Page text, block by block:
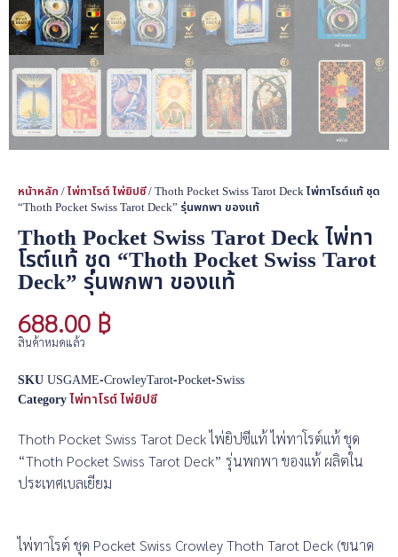
หน้าหลัก /ไพ่ทาโรต์ ไพ่ยิปซี/ Thoth Pocket Swiss Tarot Deck ไพ่ทาโรต์แท้ ชุด
“Thoth Pocket Swiss Tarot Deck” รุ่นพกพา ของแท้
Thoth Pocket Swiss Tarot Deck ไพ่ทา
โรต์แท้ ชุด “Thoth Pocket Swiss Tarot
Deck” รุ่นพกพา ของแท้
688.00 ฿
สินค้าหมดแล้ว
SKUUSGAME-CrowleyTarot-Pocket-Swiss
Categoryไพ่ทาโรต์ ไพ่ยิปซี
Thoth Pocket Swiss Tarot Deck ไพ่ยิปซีแท้ ไพ่ทาโรต์แท้ ชุด
“Thoth Pocket Swiss Tarot Deck” รุ่นพกพา ของแท้ ผลิตใน
ประเทศเบลเยียม
ไพ่ทาโรต์ ชุด Pocket Swiss Crowley Thoth Tarot Deck (ขนาด